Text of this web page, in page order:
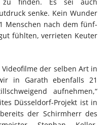
senke. Kein Wunder
Menschen nach dem fünf-
fühlten, verrieten Keuter
der selben Art in
in Garath ebenfalls 21
aufnehmen,“
Düsseldorf-Projekt ist in
der Schirmherr des